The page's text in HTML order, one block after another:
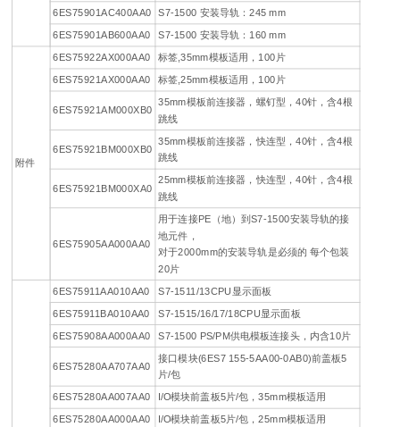
6ES75901AC400AA0
S7-1500 安装导轨：245 mm
6ES75901AB600AA0 S7-1500 安装导轨：160 mm
附件
6ES75922AX000AA0
标签,35mm模板适用，100片
6ES75921AX000AA0
标签,25mm模板适用，100片
6ES75921AM000XB0
35mm模板前连接器，螺钉型，40针，含4根
跳线
6ES75921BM000XB0
35mm模板前连接器，快连型，40针，含4根
跳线
6ES75921BM000XA0
25mm模板前连接器，快连型，40针，含4根
跳线
6ES75905AA000AA0
用于连接PE（地）到S7-1500安装导轨的接
地元件，
对于2000mm的安装导轨是必须的 每个包装
20片
6ES75911AA010AA0 S7-1511/13CPU显示面板
6ES75911BA010AA0
S7-1515/16/17/18CPU显示面板
6ES75908AA000AA0
S7-1500 PS/PM供电模板连接头，内含10片
6ES75280AA707AA0
接口模块(6ES7 155-5AA00-0AB0)前盖板5
片/包
6ES75280AA007AA0
I/O模块前盖板5片/包，35mm模板适用
6ES75280AA000AA0
I/O模块前盖板5片/包，25mm模板适用